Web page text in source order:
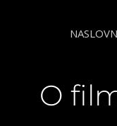
Courier
O